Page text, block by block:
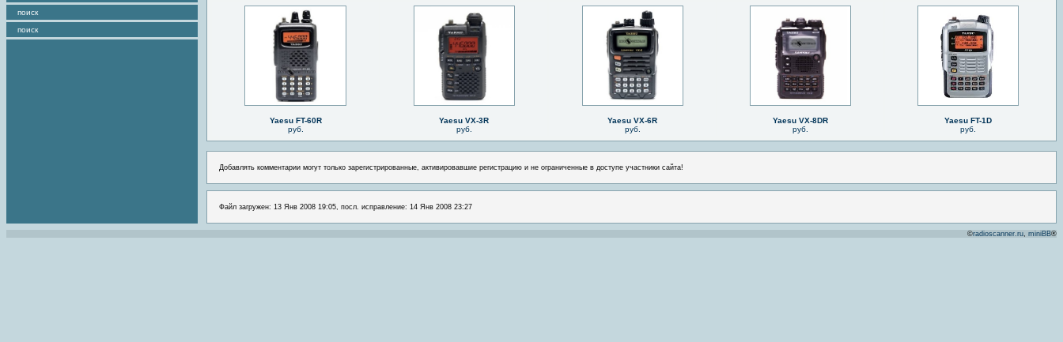
поиск
поиск
Yaesu FT-60R
руб.
Yaesu VX-3R
руб.
Yaesu VX-6R
руб.
Yaesu VX-8DR
руб.
Yaesu FT-1D
руб.
Добавлять комментарии могут только зарегистрированные, активировавшие регистрацию и не ограниченные в доступе участники сайта!
Файл загружен: 13 Янв 2008 19:05, посл. исправление: 14 Янв 2008 23:27
©radioscanner.ru, miniBB®